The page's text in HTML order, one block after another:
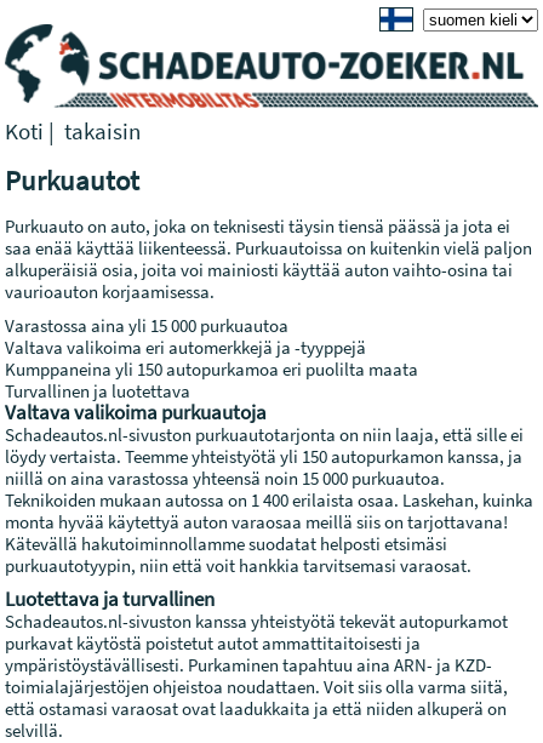
Koti |takaisin
Purkuautot
Purkuauto on auto, joka on teknisesti täysin tiensä päässä ja jota ei
saa enää käyttää liikenteessä. Purkuautoissa on kuitenkin vielä paljon
alkuperäisiä osia, joita voi mainiosti käyttää auton vaihto-osina tai
vaurioauton korjaamisessa.
Varastossa aina yli 15 000 purkuautoa
Valtava valikoima eri automerkkejä ja -tyyppejä
Kumppaneina yli 150 autopurkamoa eri puolilta maata
Turvallinen ja luotettava
Valtava valikoima purkuautoja
Schadeautos.nl-sivuston purkuautotarjonta on niin laaja, että sille ei
löydy vertaista. Teemme yhteistyötä yli 150 autopurkamon kanssa, ja
niillä on aina varastossa yhteensä noin 15 000 purkuautoa.
Teknikoiden mukaan autossa on 1 400 erilaista osaa. Laskehan, kuinka
monta hyvää käytettyä auton varaosaa meillä siis on tarjottavana!
Kätevällä hakutoiminnollamme suodatat helposti etsimäsi
purkuautotyypin, niin että voit hankkia tarvitsemasi varaosat.
Luotettava ja turvallinen
Schadeautos.nl-sivuston kanssa yhteistyötä tekevät autopurkamot
purkavat käytöstä poistetut autot ammattitaitoisesti ja
ympäristöystävällisesti. Purkaminen tapahtuu aina ARN- ja KZD-
toimialajärjestöjen ohjeistoa noudattaen. Voit siis olla varma siitä,
että ostamasi varaosat ovat laadukkaita ja että niiden alkuperä on
selvillä.